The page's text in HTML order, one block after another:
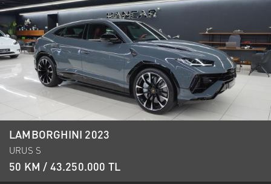
LAMBORGHINI 2023
URUS S
50 KM / 43.250.000 TL